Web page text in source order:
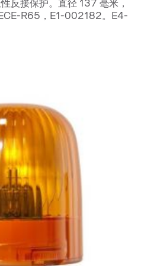
反接保护。直径 137 毫米，
R65，E1-002182。E4-